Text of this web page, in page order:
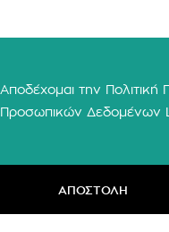
Αποδέχομαι την Πολιτική
Προσωπικών Δεδομένων